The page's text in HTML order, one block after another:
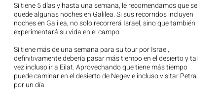
Si tiene 5 días y hasta una semana, le recomendamos que se
quede algunas noches en Galilea. Si sus recorridos incluyen
noches en Galilea, no solo recorrerá Israel, sino que también
experimentará su vida en el campo.
Si tiene más de una semana para su tour por Israel,
definitivamente debería pasar más tiempo en el desierto y tal
vez incluso ir a Eilat. Aprovechando que tiene más tiempo
puede caminar en el desierto de Negev e incluso visitar Petra
por un día.